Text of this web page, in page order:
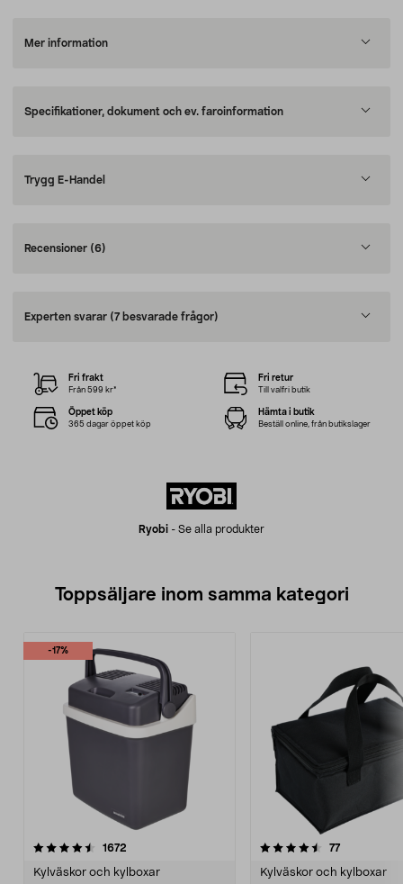
Mer information
Specifikationer, dokument och ev. faroinformation
Trygg E-Handel
Recensioner (6)
Experten svarar (7 besvarade frågor)
Ryobi - Se alla produkter
Fri frakt
Från 599 kr*
Fri retur
Till valfri butik
Öppet köp
365 dagar öppet köp
Hämta i butik
Beställ online, från butikslager
Toppsäljare inom samma kategori
-17%
1672
Kylväskor och kylboxar
4.5 av 5 stjärnor 77recensioner
Kylväskor och kylboxar
4.5 av 5 stjärnor